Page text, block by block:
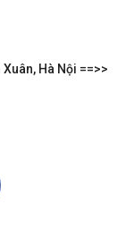
Hà Nội ==>>